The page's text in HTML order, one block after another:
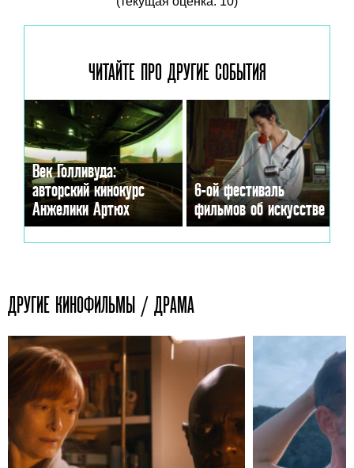
ЧИТАЙТЕ ПРО ДРУГИЕ СОБЫТИЯ
Век Голливуда:
авторский кинокурс
Анжелики Артюх
6-ой фестиваль
фильмов об искусстве
ДРУГИЕ КИНОФИЛЬМЫ / ДРАМА